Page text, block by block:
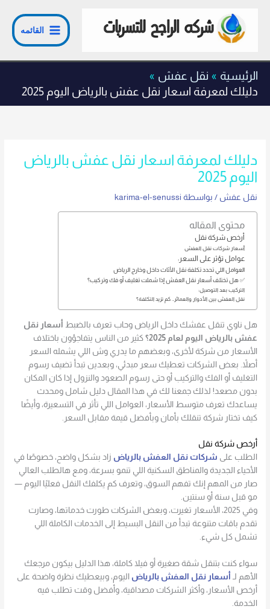
المحتوى
القائمه
الرئيسية
نقل عفش
دليلك لمعرفة اسعار نقل عفش بالرياض اليوم 2025
دليلك لمعرفة اسعار نقل عفش بالرياض
اليوم 2025
نقل عفش / بواسطة karima-el-senussi
محتوى المقاله
أرخص شركة نقل
أسعار شركات نقل العفش
عوامل تؤثر على السعر:
العوامل اللي تحدد تكلفة نقل الأثاث داخل وخارج الرياض
✅ هل تختلف أسعار نقل العفش إذا شملت تغليف أو فك وتركيب؟
التركيب بعد التوصيل:
نقل العفش بين الأدوار والعمائر… كم تزيد التكلفة؟
هل ناوي تنقل عفشك داخل الرياض وحاب تعرف بالضبط أسعار نقل
عفش بالرياض اليوم لعام 2025؟
كثير من الناس يتفاجؤون باختلاف
الأسعار من شركة لأخرى، وبعضهم ما يدري وش اللي يشمله السعر
أصلاً. بعض الشركات تعطيك سعر مبدئي، وبعدين تبدأ تضيف رسوم
التغليف أو الفك والتركيب أو حتى رسوم الصعود والنزول إذا كان المكان
بدون مصعد! لذلك جمعنا لك في هذا المقال دليل شامل ومحدث
يساعدك تعرف متوسط الأسعار، العوامل اللي تأثر في التسعيرة، وأيضًا
كيف تختار شركة تنقلك بأمان وبأفضل قيمة مقابل السعر.
أرخص شركة نقل
الطلب على شركات نقل العفش بالرياض زاد بشكل واضح، خصوصًا في
الأحياء الجديدة والمناطق السكنية اللي تنمو بسرعة، ومع هالطلب العالي
صار من المهم إنك تفهم السوق، وتعرف كم يكلفك النقل فعليًا اليوم —
مو قبل سنة أو سنتين.
وفي 2025، الأسعار تغيرت، وبعض الشركات طورت خدماتها، وصارت
تقدم باقات متنوعة تبدأ من النقل البسيط إلى الخدمات الكاملة اللي
تشمل كل شيء.
سواء كنت بتنقل شقة صغيرة أو فيلا كاملة، هذا الدليل بيكون مرجعك
الأهم لـ أسعار نقل العفش بالرياض اليوم، وبيعطيك نظرة واضحة على
أرخص الأسعار، وأكثر الشركات مصداقية، وأفضل وقت تطلب فيه
الخدمة.